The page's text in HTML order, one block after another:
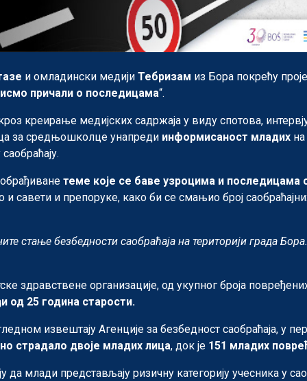
и омладински медији Тебризам из Бора покрећу
причали о последицама“.
креирање медијских садржаја у виду спотова,
за средњошколце унапреди информисаност младихна
теме које се баве узроцима и последицама
савети и препоруке, како би се смањио број
стање безбедности саобраћаја на територији града
здравствене организације, од укупног броја
од 25 година старости.
извештају Агенције за безбедност саобраћаја, у
страдало двоје младих лица, док је 151 младих
да млади представљају ризичну категорију учесника у